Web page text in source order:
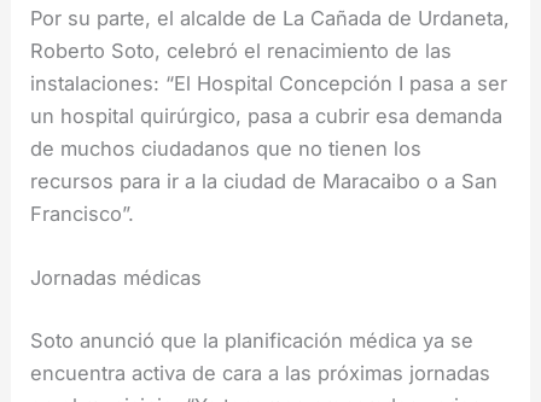
Por su parte, el alcalde de La Cañada de Urdaneta,
Roberto Soto, celebró el renacimiento de las
instalaciones: “El Hospital Concepción I pasa a ser
un hospital quirúrgico, pasa a cubrir esa demanda
de muchos ciudadanos que no tienen los
recursos para ir a la ciudad de Maracaibo o a San
Francisco”.
Jornadas médicas
Soto anunció que la planificación médica ya se
encuentra activa de cara a las próximas jornadas